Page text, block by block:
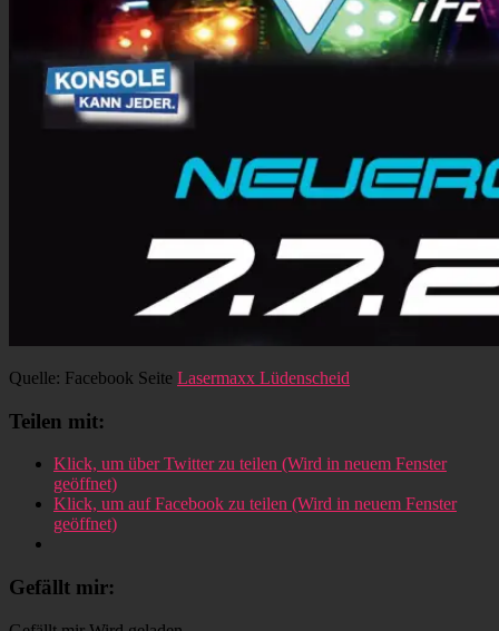
Quelle: Facebook Seite Lasermaxx Lüdenscheid
Teilen mit:
Klick, um über Twitter zu teilen (Wird in neuem Fenster
geöffnet)
Klick, um auf Facebook zu teilen (Wird in neuem Fenster
geöffnet)
Gefällt mir: